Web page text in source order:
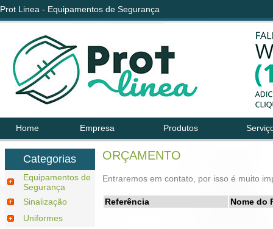
Prot Linea - Equipamentos de Segurança
Home Empresa Produtos
Categorias
Equipamentos de
Segurança
Sinalização
Uniformes
ORÇAMENTO
Entraremos em contato, por isso é muito
Referência Nome do